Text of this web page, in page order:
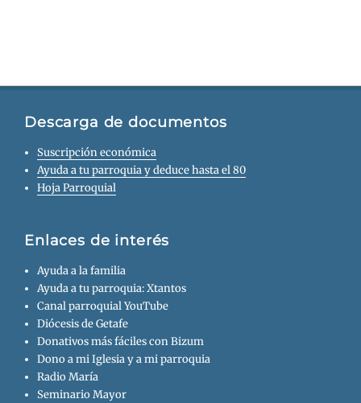
Descarga de documentos
Suscripción económica
Ayuda a tu parroquia y deduce hasta el 80
Hoja Parroquial
Enlaces de interés
Ayuda a la familia
Ayuda a tu parroquia: Xtantos
Canal parroquial YouTube
Diócesis de Getafe
Donativos más fáciles con Bizum
Dono a mi Iglesia y a mi parroquia
Radio María
Seminario Mayor